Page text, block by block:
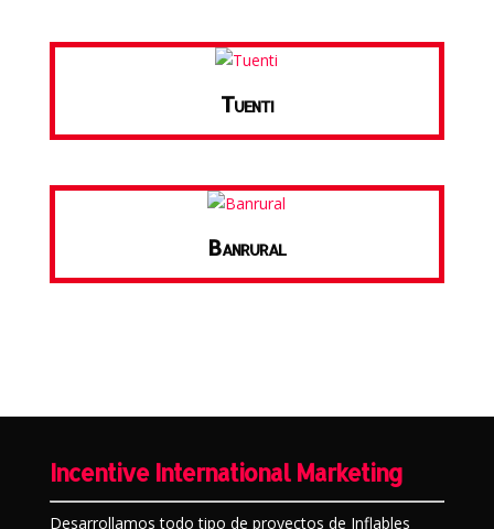
Tuenti
Banrural
Incentive International Marketing
Desarrollamos todo tipo de proyectos de Inflables